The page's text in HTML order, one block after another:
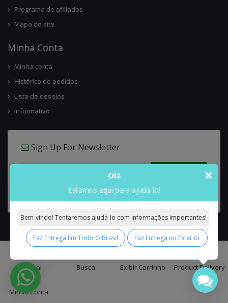
Principal Busca Exibir Carrinho Product Delivery
Minha Conta
Programa de afiliados
Mapa do site
Minha Conta
Minha conta
Histórico de pedidos
Lista de desejos
Informativo
Sign Up For Newsletter
Interflora Brasil Intercambio Floral Nacional e Internacional© 2026 All
Rights Reserved.
×
Olá
Estamos aqui para ajudá-lo!
Bem-vindo! Tentaremos ajudá-lo com informações importantes!
Faz Entrega Em Todo O Brasil Faz Entrega no Exterior
false